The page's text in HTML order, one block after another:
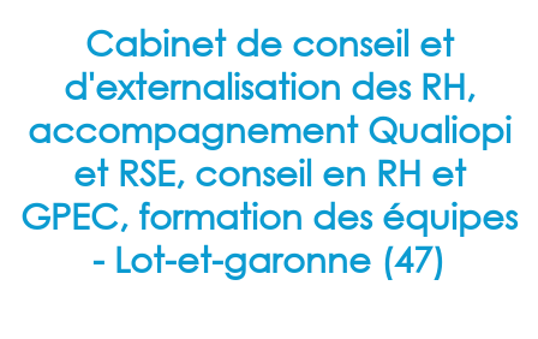
ACCUEIL
EXTERNALISATION
Cabinet de conseil et
d'externalisation des RH,
accompagnement Qualiopi
et RSE, conseil en RH et
GPEC, formation des équipes
- Lot-et-garonne (47)